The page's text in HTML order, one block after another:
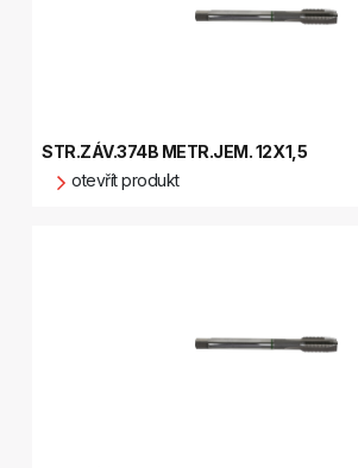
STR.ZÁV.374B METR.JEM. 12X1,5
otevřít produkt